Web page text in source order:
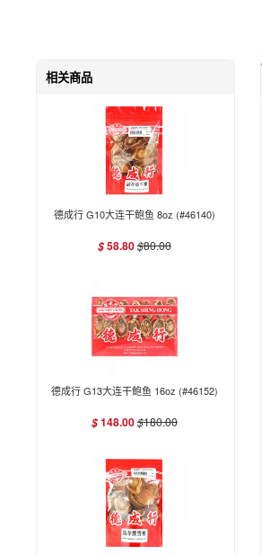
相关商品
德成行 G10大连干鲍鱼 8oz (#46140)
$58.80$80.00
德成行 G13大连干鲍鱼 16oz (#46152)
$148.00$180.00